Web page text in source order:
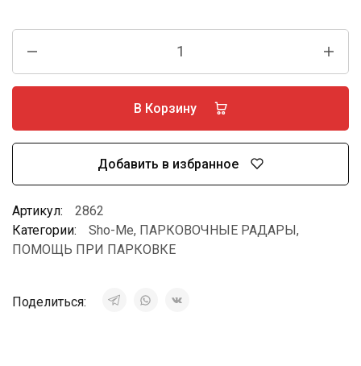
В Корзину
Добавить в избранное
Артикул:
2862
Категории:
Sho-Me, ПАРКОВОЧНЫЕ РАДАРЫ,
ПОМОЩЬ ПРИ ПАРКОВКЕ
Поделиться: